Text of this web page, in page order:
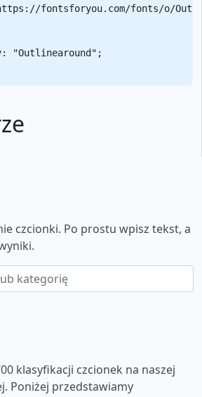
fontsforyou.com/fonts/o/
"Outlinearound";
czcionki. Po prostu wpisz tekst, a
klasyfikacji czcionek na naszej
Poniżej przedstawiamy